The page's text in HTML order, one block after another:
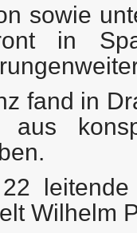
sowie
in
fand in
Wilhelm